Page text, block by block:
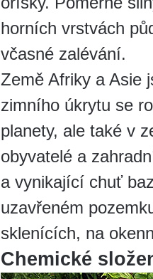
horních vrstvách
včasné zalévání.
Země Afriky a Asie
zimního úkrytu se
planety, ale také v
obyvatelé a
a vynikající chuť
uzavřeném
sklenících, na
Chemické